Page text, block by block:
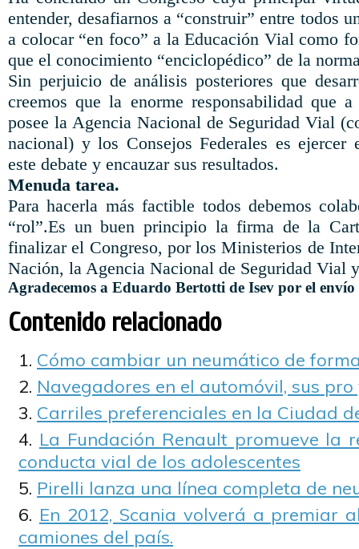
entender, desafiarnos a “construir” entre todos
a colocar “en foco” a la Educación Vial como
que el conocimiento “enciclopédico” de la
Sin perjuicio de análisis posteriores que
creemos que la enorme responsabilidad que
posee la Agencia Nacional de Seguridad Vial
nacional) y los Consejos Federales es ejercer
este debate y encauzar sus resultados.
Menuda tarea.
Para hacerla más factible todos debemos
“rol”.Es un buen principio la firma de la
finalizar el Congreso, por los Ministerios de
Nación, la Agencia Nacional de Seguridad Vial
Agradecemos a Eduardo Bertotti de Isev por el envío
Contenido relacionado
Cómo cambiar un neumático de
Navegadores en el automóvil, sus
Carriles preferenciales en la Ciudad
La Fundación Renault promueve la
conducta vial de los adolescentes
Pirelli lanza una línea completa de
En 2012, Scania volverá a premiar
camiones del país.